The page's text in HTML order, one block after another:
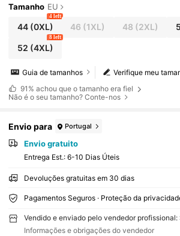
Tamanho EU
44(0XL)
4 left
46 (1XL) 48 (2XL)
52 (4XL)
8 left
Verifique meu
Guia de tamanhos
91% achou que o tamanho era fiel
Não é o seu tamanho? Conte-nos
Envio para Portugal
Envio gratuito
Entrega Est.: 6-10 Dias Úteis
Devoluções gratuitas em 30 dias
Pagamentos Seguros · Proteção da
Vendido e enviado pelo vendedor profissional:
Informações e obrigações do vendedor